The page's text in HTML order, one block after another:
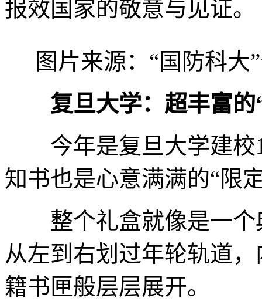
报效国家的敬意与见证。
图片来源：“国防科大
复旦大学：超丰富
今年是复旦大学建校
知书也是心意满满的“限
整个礼盒就像是一个
从左到右划过年轮轨道
籍书匣般层层展开。